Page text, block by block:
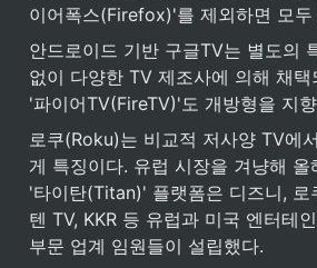
이어폭스(Firefox)'를 제외하면 모두
안드로이드 기반 구글TV는 별도의
없이 다양한 TV 제조사에 의해 채
'파이어TV(FireTV)'도 개방형을 지
로쿠(Roku)는 비교적 저사양 TV에
게 특징이다. 유럽 시장을 겨냥해
'타이탄(Titan)' 플랫폼은 디즈니, 로
텐 TV, KKR 등 유럽과 미국 엔터테
부문 업계 임원들이 설립했다.